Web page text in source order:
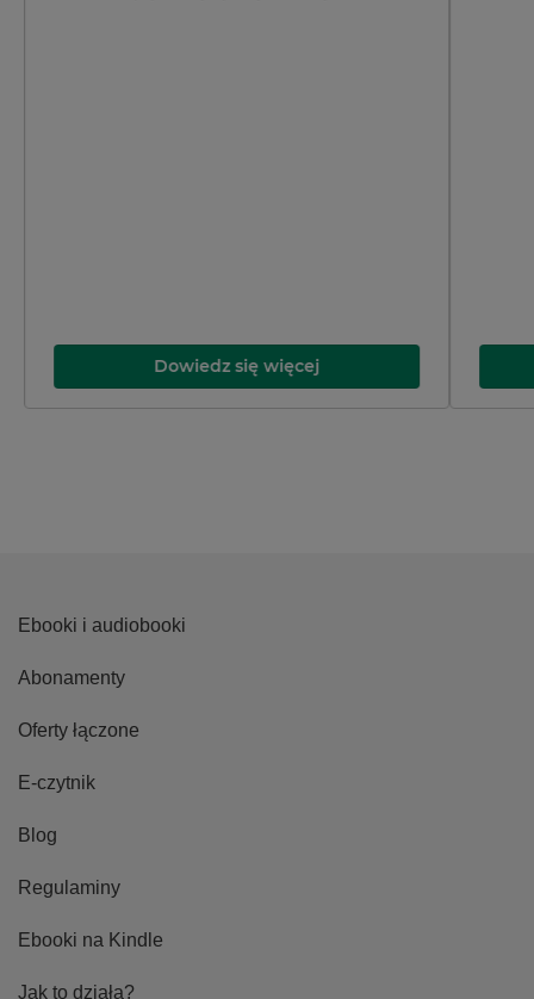
Dowiedz się więcej
Ebooki i audiobooki
Abonamenty
Oferty łączone
E-czytnik
Blog
Regulaminy
Ebooki na Kindle
Jak to działa?